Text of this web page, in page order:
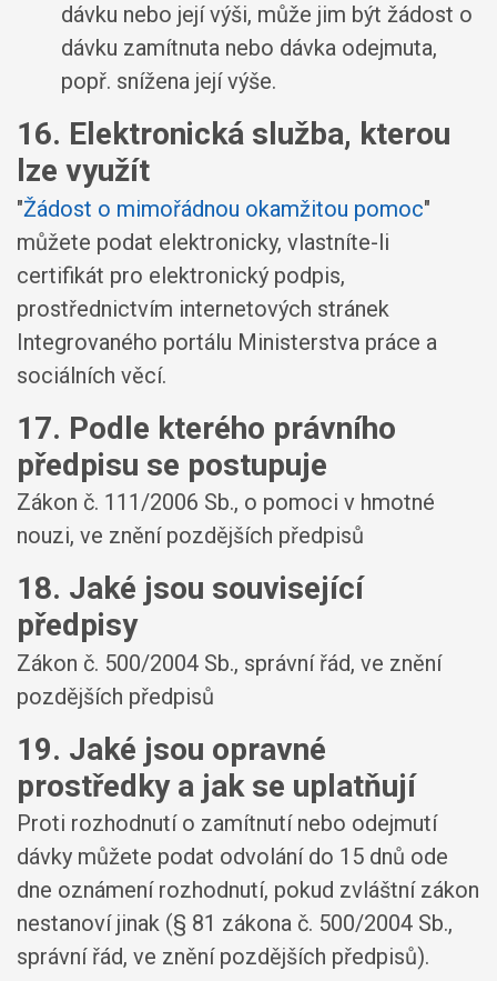
dávku nebo její výši, může jim být žádost o
dávku zamítnuta nebo dávka odejmuta,
popř. snížena její výše.
16. Elektronická služba, kterou
lze využít
"Žádost o mimořádnou okamžitou pomoc"
můžete podat elektronicky, vlastníte-li
certifikát pro elektronický podpis,
prostřednictvím internetových stránek
Integrovaného portálu Ministerstva práce a
sociálních věcí.
17. Podle kterého právního
předpisu se postupuje
Zákon č. 111/2006 Sb., o pomoci v hmotné
nouzi, ve znění pozdějších předpisů
18. Jaké jsou související
předpisy
Zákon č. 500/2004 Sb., správní řád, ve znění
pozdějších předpisů
19. Jaké jsou opravné
prostředky a jak se uplatňují
Proti rozhodnutí o zamítnutí nebo odejmutí
dávky můžete podat odvolání do 15 dnů ode
dne oznámení rozhodnutí, pokud zvláštní zákon
nestanoví jinak (§ 81 zákona č. 500/2004 Sb.,
správní řád, ve znění pozdějších předpisů).